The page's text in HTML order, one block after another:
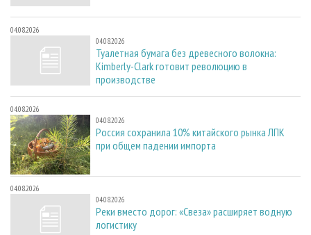
04.08.2026
04.08.2026
Туалетная бумага без древесного волокна:
Kimberly-Clark готовит революцию в
производстве
04.08.2026
04.08.2026
Россия сохранила 10% китайского рынка ЛПК
при общем падении импорта
04.08.2026
04.08.2026
Реки вместо дорог: «Свеза» расширяет водную
логистику